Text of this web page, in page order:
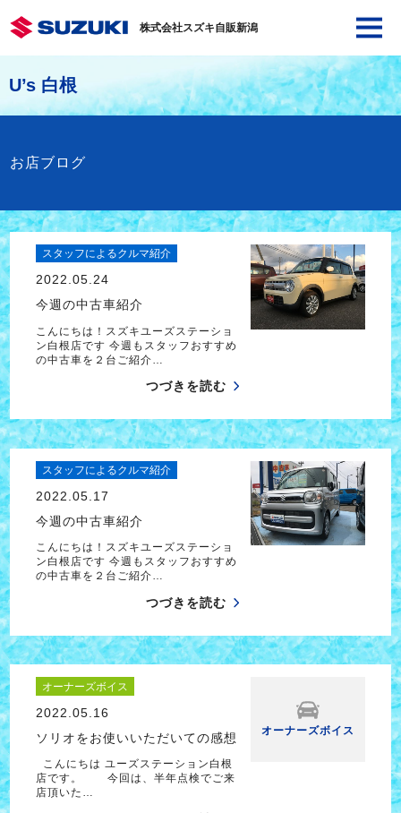
株式会社スズキ自販新潟
U’s 白根
お店ブログ
スタッフによるクルマ紹介
2022.05.24
今週の中古車紹介
こんにちは！スズキユーズステーショ
ン白根店です 今週もスタッフおすすめ
の中古車を２台ご紹介…
つづきを読む
スタッフによるクルマ紹介
2022.05.17
今週の中古車紹介
こんにちは！スズキユーズステーショ
ン白根店です 今週もスタッフおすすめ
の中古車を２台ご紹介…
つづきを読む
オーナーズボイス
2022.05.16
ソリオをお使いいただいての感想
こんにちは ユーズステーション白根
店です。 今回は、半年点検でご来
店頂いた…
オーナーズボイス